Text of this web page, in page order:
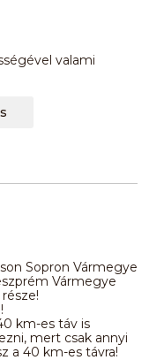
valami
Sopron Vármegye
Vármegye
km-es táv is
mert csak annyi
a 40 km-es távra!